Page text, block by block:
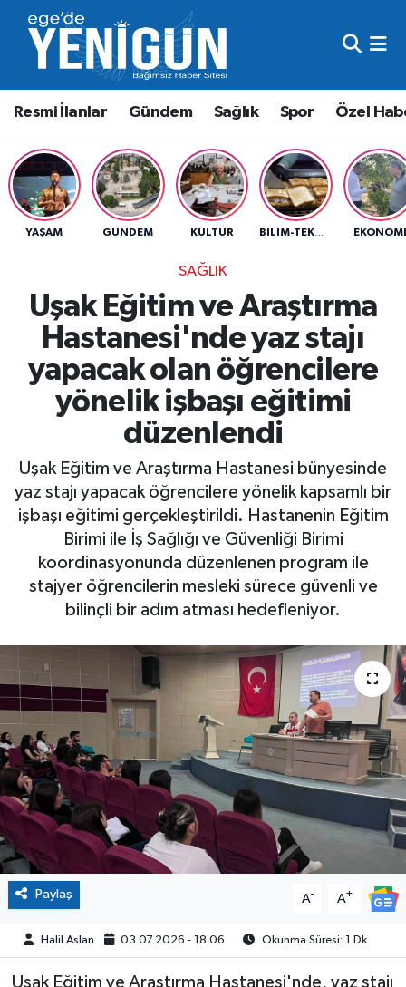
Resmi İlanlar Gündem Sağlık Spor Özel
YAŞAM GÜNDEM KÜLTÜR EKONOMI
SAĞLIK
Uşak Eğitim ve Araştırma
Hastanesi'nde yaz stajı
yapacak olan öğrencilere
yönelik işbaşı eğitimi
düzenlendi
Uşak Eğitim ve Araştırma Hastanesi bünyesinde
yaz stajı yapacak öğrencilere yönelik kapsamlı bir
işbaşı eğitimi gerçekleştirildi. Hastanenin Eğitim
Birimi ile İş Sağlığı ve Güvenliği Birimi
koordinasyonunda düzenlenen program ile
stajyer öğrencilerin mesleki sürece güvenli ve
bilinçli bir adım atması hedefleniyor.
Paylaş A- A+
Halil Aslan 03.07.2026 - 18:06 Okunma Süresi: 1 Dk
Uşak Eğitim ve Araştırma Hastanesi'nde, yaz stajı
Resmi İlanlar
Gündem
Sağlık
Spor
Beyoğlu Nöbetçi Eczaneler
Beyoğlu Hava Durumu
Beyoğlu Trafik Yoğunluk Haritası
Süper Lig Puan Durumu ve Fikstür
Son Dakika Haberleri
Haber Arşivi